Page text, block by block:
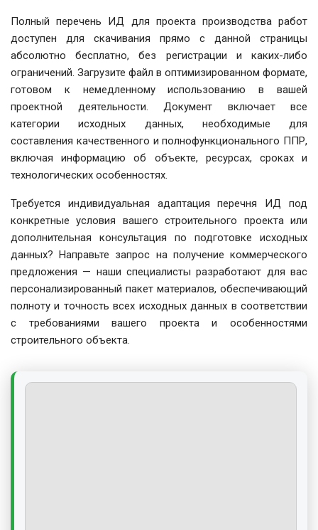
Полный перечень ИД для проекта производства работ
доступен для скачивания прямо с данной страницы
абсолютно бесплатно, без регистрации и каких-либо
ограничений. Загрузите файл в оптимизированном формате,
готовом к немедленному использованию в вашей
проектной деятельности. Документ включает все
категории исходных данных, необходимые для
составления качественного и полнофункционального ППР,
включая информацию об объекте, ресурсах, сроках и
технологических особенностях.
Требуется индивидуальная адаптация перечня ИД под
конкретные условия вашего строительного проекта или
дополнительная консультация по подготовке исходных
данных? Направьте запрос на получение коммерческого
предложения — наши специалисты разработают для вас
персонализированный пакет материалов, обеспечивающий
полноту и точность всех исходных данных в соответствии
с требованиями вашего проекта и особенностями
строительного объекта.